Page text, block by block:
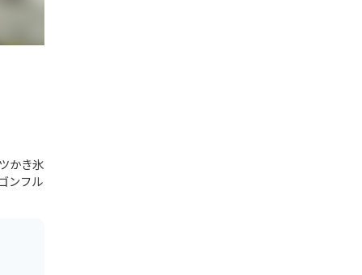
かき氷
ンフル